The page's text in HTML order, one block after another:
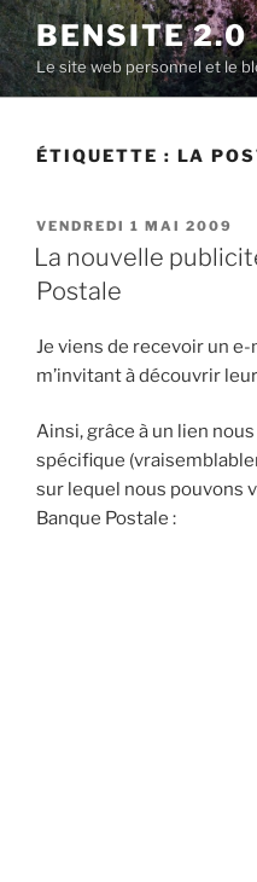
Aller
au
contenu
principal
BENSITE 2.0
Le site web personnel et le
ÉTIQUETTE : LA
PUBLIÉ
LE
VENDREDI 1 MAI 2009
La nouvelle
Postale
Je viens de recevoir un
m’invitant à découvrir
Ainsi, grâce à un lien
spécifique
sur lequel nous pouvons
Banque Postale :